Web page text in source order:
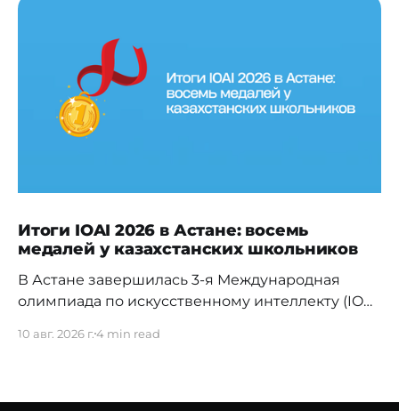
Итоги IOAI 2026 в Астане: восемь
медалей у казахстанских школьников
В Астане завершилась 3-я Международная
олимпиада по искусственному интеллекту (IOAI
соревнований для школьников в области
10 авг. 2026 г.4 min read